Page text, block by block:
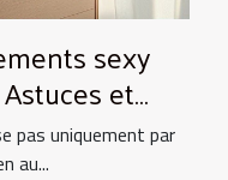
sexy
et
pas uniquement par
au...